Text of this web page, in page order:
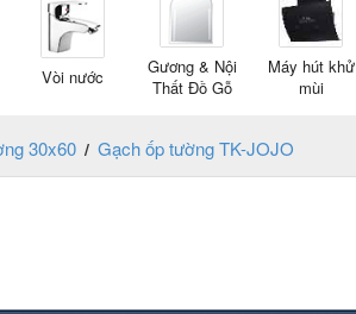
Vòi nước
Gương & Nội
Thất Đồ Gỗ
Máy hút khử
mùi
30x60 / Gạch ốp tường TK-JOJO